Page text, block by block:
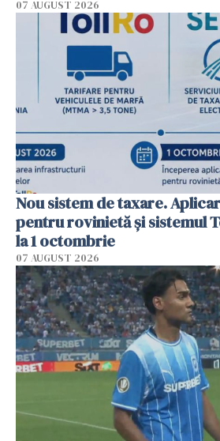
07 AUGUST 2026
Nou sistem de taxare.
pentru rovinietă şi sistemul
la 1 octombrie
07 AUGUST 2026